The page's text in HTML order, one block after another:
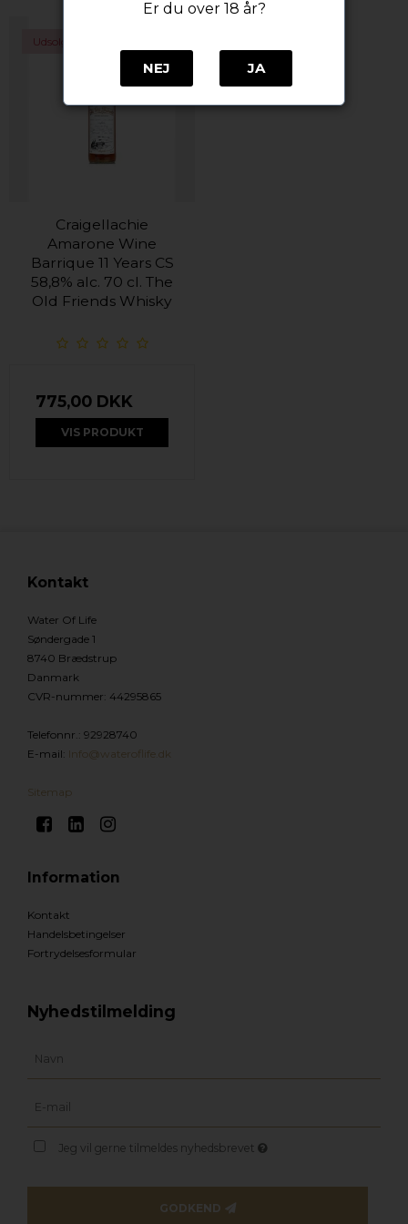
Udsolgt
Craigellachie
Amarone Wine
Barrique 11 Years CS
58,8% alc. 70 cl. The
Old Friends Whisky
775,00 DKK
VIS PRODUKT
Kontakt
Water Of Life
Søndergade 1
8740 Brædstrup
Danmark
CVR-nummer: 44295865
Telefonnr.: 92928740
E-mail: Info@wateroflife.dk
Sitemap
Information
Kontakt
Handelsbetingelser
Fortrydelsesformular
Nyhedstilmelding
Jeg vil gerne tilmeldes nyhedsbrevet
GODKEND
Er du over 18 år?
NEJ JA